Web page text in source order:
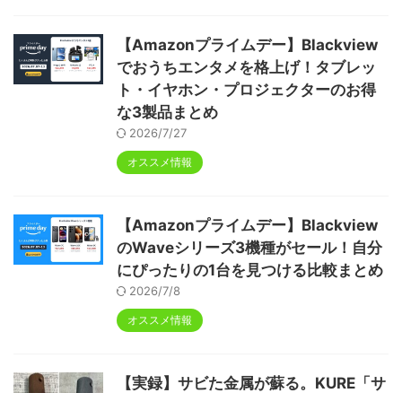
【Amazonプライムデー】Blackview
でおうちエンタメを格上げ！タブレッ
ト・イヤホン・プロジェクターのお得
な3製品まとめ
2026/7/27
オススメ情報
【Amazonプライムデー】Blackview
のWaveシリーズ3機種がセール！自分
にぴったりの1台を見つける比較まとめ
2026/7/8
オススメ情報
【実録】サビた金属が蘇る。KURE「サ